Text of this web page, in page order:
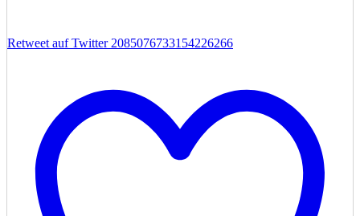
Retweet auf Twitter 2085076733154226266